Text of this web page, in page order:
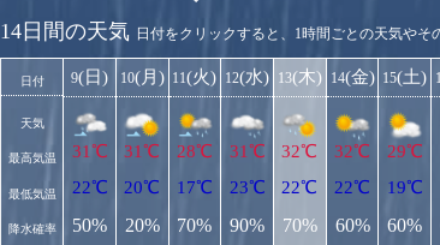
14日間の天気 日付をクリックすると、1時間ごとの天気やそ
日付
天気
最高気温
最低気温
降水確率
9(日)
31℃
22℃
50%
10(月)
31℃
20℃
20%
11(火)
28℃
17℃
70%
12(水)
31℃
23℃
90%
13(木)
32℃
22℃
70%
14(金)
32℃
22℃
60%
15(土)
29℃
19℃
60%